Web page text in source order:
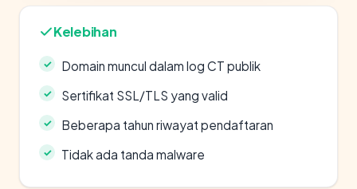
Kelebihan
Domain muncul dalam log CT publik
Sertifikat SSL/TLS yang valid
Beberapa tahun riwayat pendaftaran
Tidak ada tanda malware